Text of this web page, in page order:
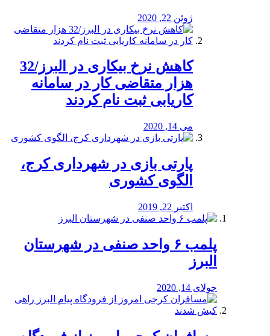
ژوئن 22, 2020
کاهش نرخ بیکاری در البرز/32
هزار متقاضی کار در سامانه
کاریابی ثبت نام کردند
می 14, 2020
پارتی بازی در شهرداری کرج،
الگوی کشوری
اکتبر 22, 2019
پلمب ۶ واحد صنفی در شهرستان
البرز
جولای 14, 2020